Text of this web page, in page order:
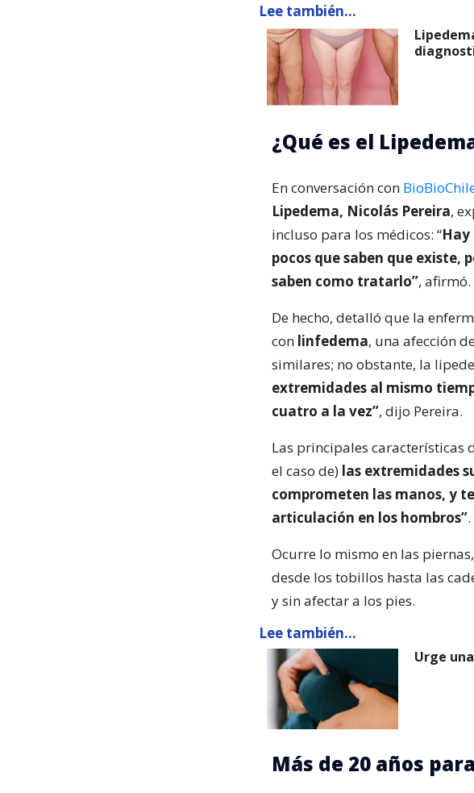
Lee también...
¿Qué es el
En conversación con
Lipedema, Nicolás Pereira,
incluso para los médicos: “
pocos que saben que existe,
saben como tratarlo”, afirmó.
De hecho, detalló que la
con linfedema, una afección
similares; no obstante, la
extremidades al mismo
cuatro a la vez”, dijo Pereira.
Las principales características
el caso de) las extremidades
comprometen las manos, y
articulación en los hombros”.
Ocurre lo mismo en las
desde los tobillos hasta las
y sin afectar a los pies.
Lee también...
Urge
Más de 20 años